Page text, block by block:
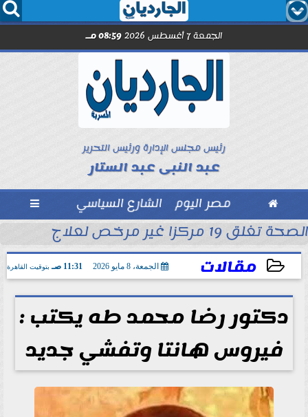
  
الجمعة 7 أغسطس 2026 08:59 مـ
رئيس مجلس الإدارة ورئيس التحرير
عبد النبى عبد الستار
 مصر اليوم الشارع السياسي 
انطلاق الموسم
الصحة تغلق 19 مركزا غير مرخص لعلاج الإدمان والطب النفسي بالمقطم
مقالات الجمعة، 8 مايو 2026 11:31 صـ بتوقيت القاهرة
2026-05-08 11:31:55
دكتور رضا محمد طه يكتب :
فيروس هانتا وتفشي جديد